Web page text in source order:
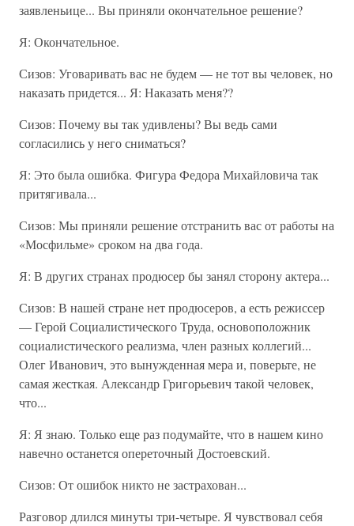
заявленьице... Вы приняли окончательное решение?
Я: Окончательное.
Сизов: Уговаривать вас не будем — не тот вы человек, но
наказать придется... Я: Наказать меня??
Сизов: Почему вы так удивлены? Вы ведь сами
согласились у него сниматься?
Я: Это была ошибка. Фигура Федора Михайловича так
притягивала...
Сизов: Мы приняли решение отстранить вас от работы на
«Мосфильме» сроком на два года.
Я: В других странах продюсер бы занял сторону актера...
Сизов: В нашей стране нет продюсеров, а есть режиссер
— Герой Социалистического Труда, основоположник
социалистического реализма, член разных коллегий...
Олег Иванович, это вынужденная мера и, поверьте, не
самая жесткая. Александр Григорьевич такой человек,
что...
Я: Я знаю. Только еще раз подумайте, что в нашем кино
навечно останется опереточный Достоевский.
Сизов: От ошибок никто не застрахован...
Разговор длился минуты три-четыре. Я чувствовал себя